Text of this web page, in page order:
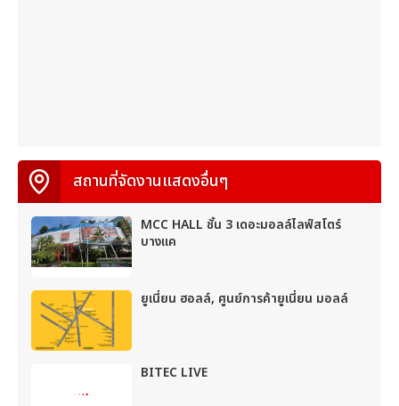
สถานที่จัดงานแสดงอื่นๆ
MCC HALL ชั้น 3 เดอะมอลล์ไลฟ์สโตร์
บางแค
ยูเนี่ยน ฮอลล์, ศูนย์การค้ายูเนี่ยน มอลล์
BITEC LIVE